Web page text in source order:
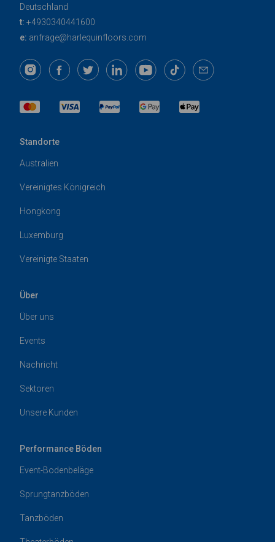
Deutschland
t: +4930340441600
e: anfrage@harlequinfloors.com
Standorte
Australien
Vereinigtes Königreich
Hongkong
Luxemburg
Vereinigte Staaten
Über
Über uns
Events
Nachricht
Sektoren
Unsere Kunden
Performance Böden
Event-Bodenbeläge
Sprungtanzböden
Tanzböden